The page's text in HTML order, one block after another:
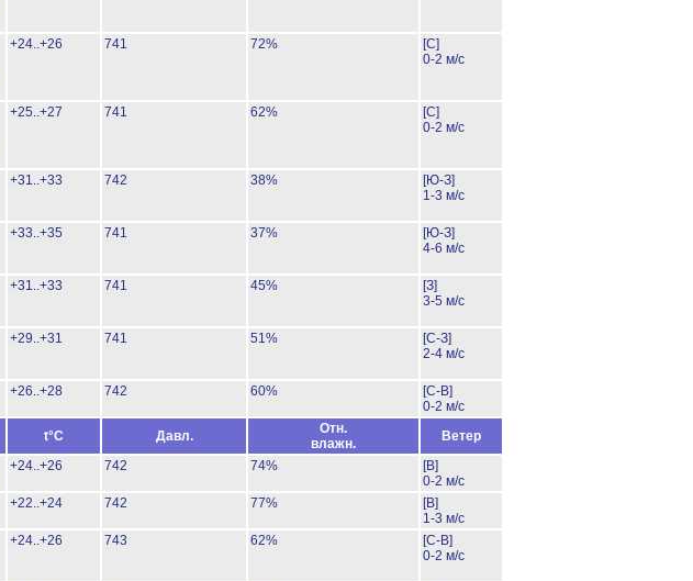
+24..+26 741 72%
[С]
0-2 м/с
+25..+27 741 62%
[С]
0-2 м/с
+31..+33 742 38%
[Ю-З]
1-3 м/с
+33..+35 741 37%
[Ю-З]
4-6 м/с
+31..+33 741 45%
[З]
3-5 м/с
+29..+31 741 51%
[С-З]
2-4 м/с
+26..+28 742 60%
[С-В]
0-2 м/с
t°C Давл.
Отн.
влажн.
Ветер
+24..+26 742 74%
[В]
0-2 м/с
+22..+24 742 77%
[В]
1-3 м/с
+24..+26 743 62%
[С-В]
0-2 м/с